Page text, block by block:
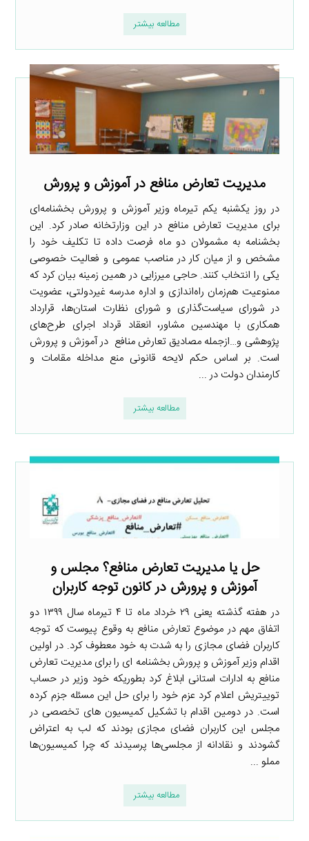
مطالعه بیشتر
مدیریت تعارض منافع در آموزش و پرورش
در روز یکشنبه یکم تیرماه وزیر آموزش و پرورش بخشنامه‌ای
برای مدیریت تعارض منافع در این وزارتخانه صادر کرد. این
بخشنامه به مشمولان دو ماه فرصت داده تا تکلیف خود را
مشخص و از میان کار در مناصب عمومی و فعالیت خصوصی
یکی را انتخاب کنند. حاجی میرزایی در همین زمینه بیان کرد که
ممنوعیت هم‌زمان راه‌اندازی و اداره مدرسه غیردولتی، عضویت
در شورای سیاست‌گذاری و شورای نظارت استان‌ها، قرارداد
همکاری با مهندسین مشاور، انعقاد قرداد اجرای طرح‌های
پژوهشی و…ازجمله مصادیق تعارض منافع در آموزش و پرورش
است. بر اساس حکم لایحه قانونی منع مداخله مقامات و
کارمندان دولت در ...
مطالعه بیشتر
حل یا مدیریت تعارض منافع؟ مجلس و
آموزش و پرورش در کانون توجه کاربران
در هفته گذشته یعنی ۲۹ خرداد ماه تا ۴ تیرماه سال ۱۳۹۹ دو
اتفاق مهم در موضوع تعارض منافع به وقوع پیوست که توجه
کاربران فضای مجازی را به شدت به خود معطوف کرد. در اولین
اقدام وزیر آموزش و پرورش بخشنامه ای را برای مدیریت تعارض
منافع به ادارات استانی ابلاغ کرد بطوریکه خود وزیر در حساب
توییتریش اعلام کرد عزم خود را برای حل این مسئله جزم کرده
است. در دومین اقدام با تشکیل کمیسیون های تخصصی در
مجلس این کاربران فضای مجازی بودند که لب به اعتراض
گشودند و نقادانه از مجلسی‌ها پرسیدند که چرا کمیسیون‌ها
مملو ...
مطالعه بیشتر